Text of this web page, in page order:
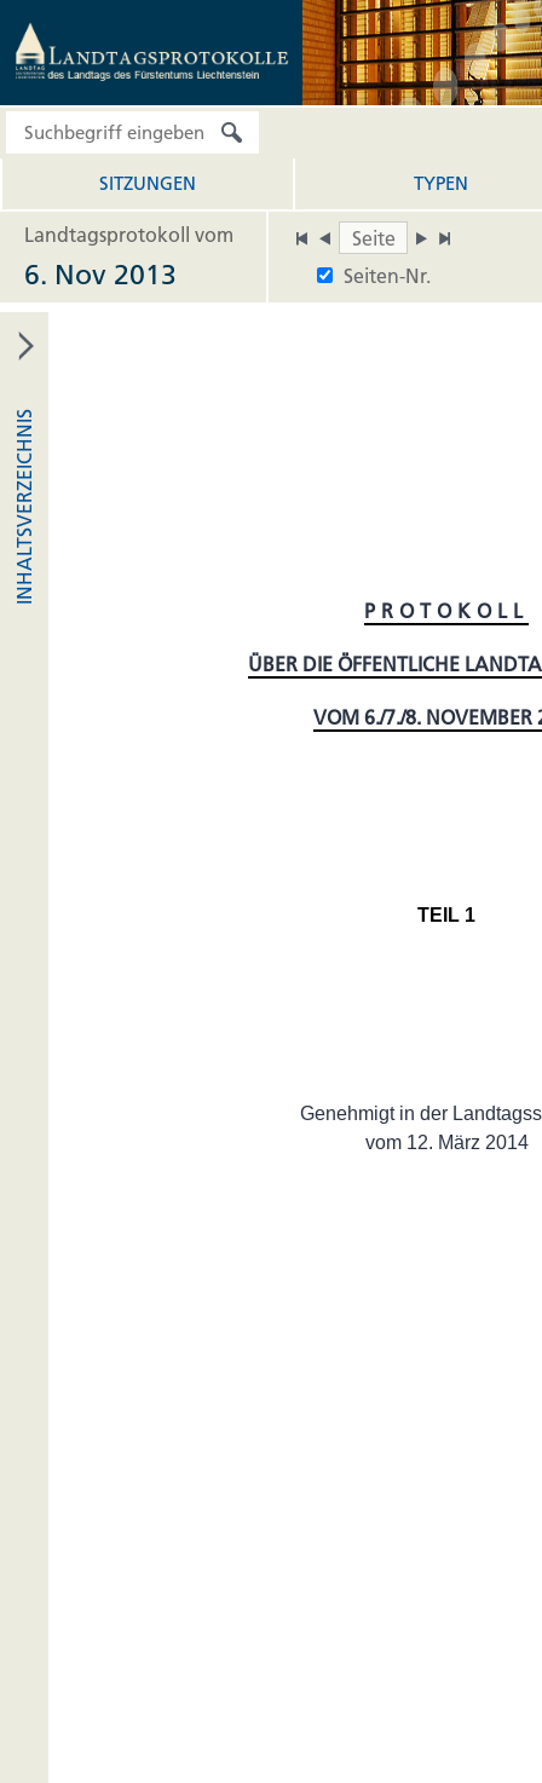
SITZUNGEN TYPEN
Landtagsprotokoll vom
Seiten-Nr.
6. Nov 2013
INHALTSVERZEICHNIS
PROTOKOLL
ÜBER DIE ÖFFENTLICHE
VOM 6./7./8. NOVEMBER
TEIL 1
Genehmigt in der
vom 12. März 2014